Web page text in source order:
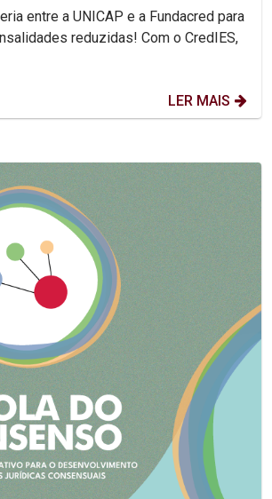
entre a UNICAP e a Fundacred para
reduzidas! Com o CredIES,
LER MAIS